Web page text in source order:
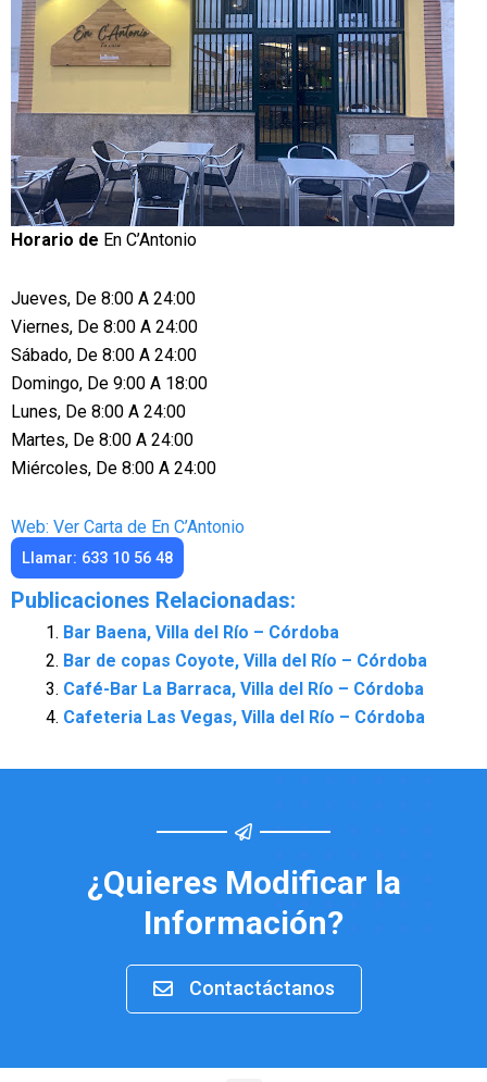
Horario de En C’Antonio
Jueves, De 8:00 A 24:00
Viernes, De 8:00 A 24:00
Sábado, De 8:00 A 24:00
Domingo, De 9:00 A 18:00
Lunes, De 8:00 A 24:00
Martes, De 8:00 A 24:00
Miércoles, De 8:00 A 24:00
Web: Ver Carta de En C’Antonio
Llamar: 633 10 56 48
Publicaciones Relacionadas:
Bar Baena, Villa del Río – Córdoba
Bar de copas Coyote, Villa del Río – Córdoba
Café-Bar La Barraca, Villa del Río – Córdoba
Cafeteria Las Vegas, Villa del Río – Córdoba
¿Quieres Modificar la
Información?
Contactáctanos